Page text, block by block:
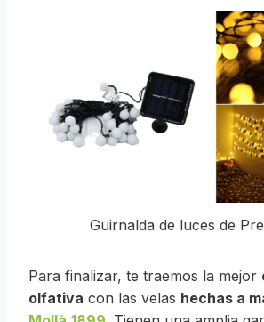
Guirnalda de luces de
Para finalizar, te traemos la mejor
olfativa con las velas hechas a